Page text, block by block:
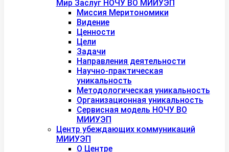
Мир Заслуг НОЧУ ВО МИИУЭП
Миссия Меритономики
Видение
Ценности
Цели
Задачи
Направления деятельности
Научно-практическая
уникальность
Методологическая уникальность
Организационная уникальность
Сервисная модель НОЧУ ВО
МИИУЭП
Центр убеждающих коммуникаций
МИИУЭП
О Центре